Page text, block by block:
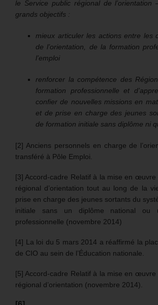
le Service public régional de l’orientation
grands objectifs :
mieux articuler les actions entre les
de l’orientation, de la formation
l’emploi
renforcer la compétence des
formation professionnelle et
confier de nouvelles missions en
et de prise en charge des jeunes
de formation initiale sans diplôme ni
[2] Anciens personnels en charge de
transféré à Pôle Emploi.
[3] Accord-cadre Relatif à la mise en œuvre
régional d’orientation tout au long de la
prise en charge des jeunes sortants du
initiale sans un diplôme national ou
professionnelle (novembre 2014)
[4] La loi du 5 mars 2014 a réaffirmé la
de CIO au sein de l’Éducation nationale.
[5] Accord-cadre Relatif à la mise en œuvre
régional d’orientation (novembre 2014).